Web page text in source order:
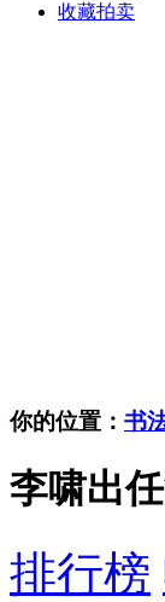
收藏拍卖
你的位置： 书
李啸出
排行榜